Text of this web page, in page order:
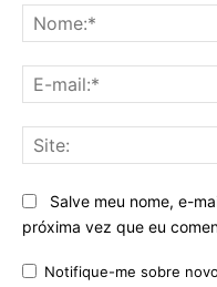
Salve meu nome, e-
próxima vez que eu
Notifique-me sobre